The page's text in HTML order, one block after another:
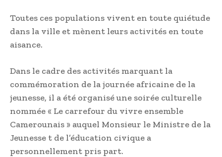
Toutes ces populations vivent en toute quiétude
dans la ville et mènent leurs activités en toute
aisance.
Dans le cadre des activités marquant la
commémoration de la journée africaine de la
jeunesse, il a été organisé une soirée culturelle
nommée « Le carrefour du vivre ensemble
Camerounais » auquel Monsieur le Ministre de la
Jeunesse t de l’éducation civique a
personnellement pris part.